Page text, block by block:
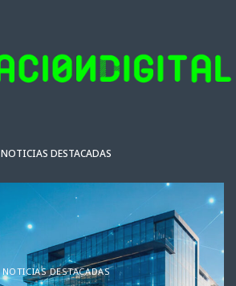
NOTICIAS DESTACADAS
NOTICIAS DESTACADAS